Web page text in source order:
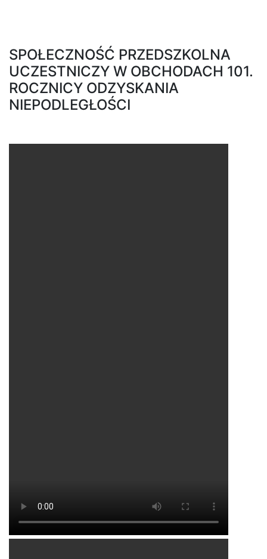
SPOŁECZNOŚĆ PRZEDSZKOLNA
UCZESTNICZY W OBCHODACH 101.
ROCZNICY ODZYSKANIA
NIEPODLEGŁOŚCI